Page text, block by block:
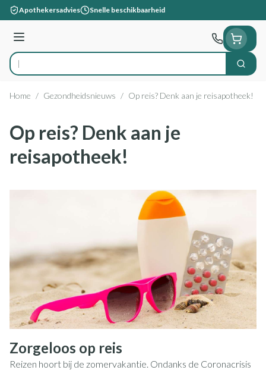
Ga naar de inhoud
Apothekersadvies Snelle beschikbaarheid
Menu
Product, merk, categorie... Zoek
Home / Gezondheidsnieuws / Op reis? Denk aan je reisapotheek!
Op reis? Denk aan je
reisapotheek!
Zorgeloos op reis
Reizen hoort bij de zomervakantie. Ondanks de Coronacrisis